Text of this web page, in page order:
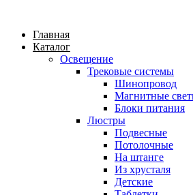
Главная
Каталог
Освещение
Трековые системы
Шинопровод
Магнитные
Блоки питания
Люстры
Подвесные
Потолочные
На штанге
Из хрусталя
Детские